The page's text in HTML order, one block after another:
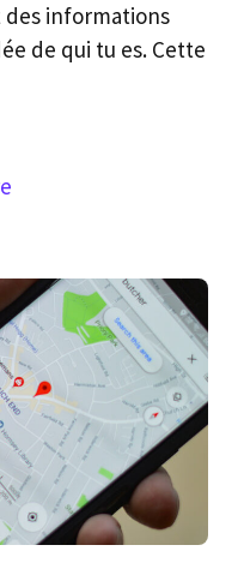
des informations
de qui tu es. Cette